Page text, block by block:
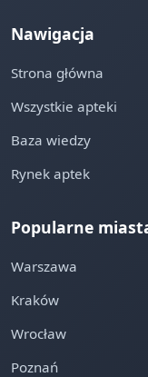
Nawigacja
Strona główna
Wszystkie apteki
Baza wiedzy
Rynek aptek
Popularne
Warszawa
Kraków
Wrocław
Poznań